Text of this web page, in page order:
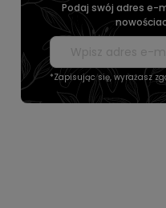
Podaj swój adres e-
*Zapisując się, wyrażasz